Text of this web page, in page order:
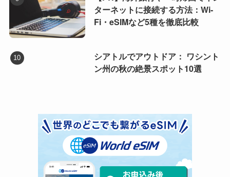
ターネットに接続する方法：Wi-
Fi・eSIMなど5種を徹底比較
シアトルでアウトドア： ワシント
ン州の秋の絶景スポット10選